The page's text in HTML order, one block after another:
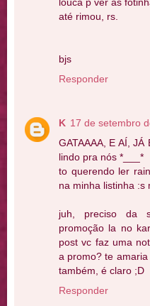
até rimou, rs.
bjs
Responder
K 17 de setembro
GATAAAA, E AÍ, JÁ
lindo pra nós *___*
to querendo ler
na minha listinha :s
juh, preciso da
promoção la no
post vc faz uma
a promo? te
também, é claro ;D
Responder